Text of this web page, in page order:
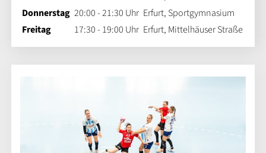
Donnerstag 20:00 - 21:30 Uhr Erfurt, Sportgymnasium
Freitag
17:30 - 19:00 Uhr Erfurt, Mittelhäuser Straße